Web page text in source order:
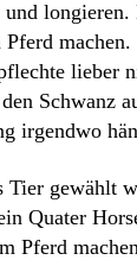
und
Pferd
lieber
Schwanz
irgendwo
Tier gewählt
Quater
Pferd